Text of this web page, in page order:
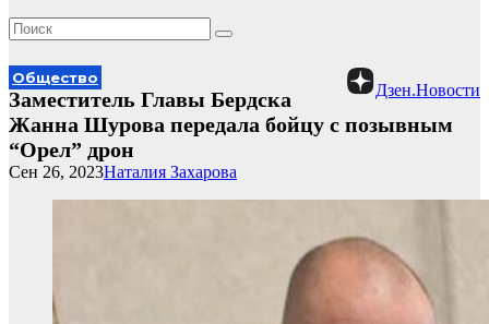
Дзен.Новости
Общество
Заместитель Главы Бердска
Жанна Шурова передала бойцу с позывным
“Орел” дрон
Наталия Захарова
Сен 26, 2023